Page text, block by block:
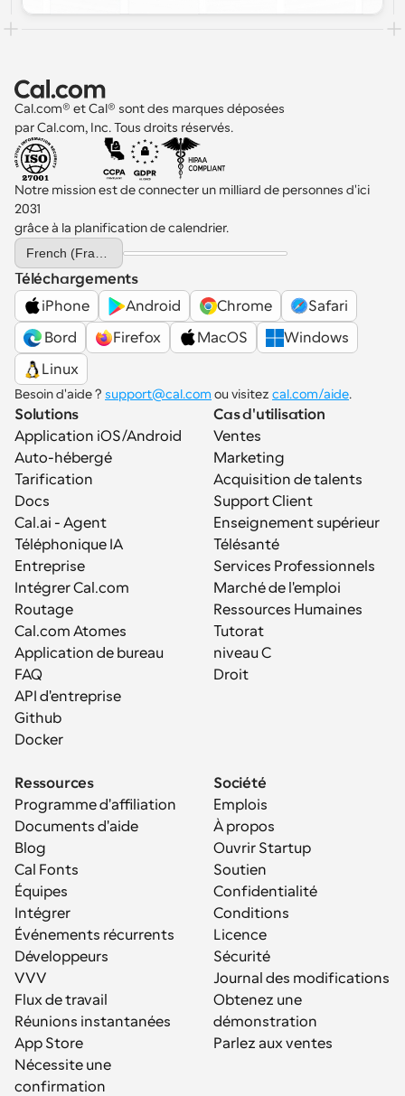
Cal.com® et Cal® sont des marques déposées
par Cal.com, Inc. Tous droits réservés.
Notre mission est de connecter un milliard de personnes d'ici
2031
grâce à la planification de calendrier.
Select Language
Téléchargements
iPhone
Android Chrome
Safari
Bord
Firefox MacOS
Windows
Linux
Besoin d'aide ? support@cal.com ou visitez cal.com/aide.
Solutions
Application iOS/Android
Auto-hébergé
Tarification
Docs
Cal.ai - Agent
Téléphonique IA
Entreprise
Intégrer Cal.com
Routage
Cal.com Atomes
Application de bureau
FAQ
API d'entreprise
Github
Docker
Cas d'utilisation
Ventes
Marketing
Acquisition de talents
Support Client
Enseignement supérieur
Télésanté
Services Professionnels
Marché de l'emploi
Ressources Humaines
Tutorat
niveau C
Droit
Ressources
Programme d'affiliation
Documents d'aide
Blog
Cal Fonts
Équipes
Intégrer
Événements récurrents
Développeurs
VVV
Flux de travail
Réunions instantanées
App Store
Nécessite une
confirmation
Société
Emplois
À propos
Ouvrir Startup
Soutien
Confidentialité
Conditions
Licence
Sécurité
Journal des modifications
Obtenez une
démonstration
Parlez aux ventes